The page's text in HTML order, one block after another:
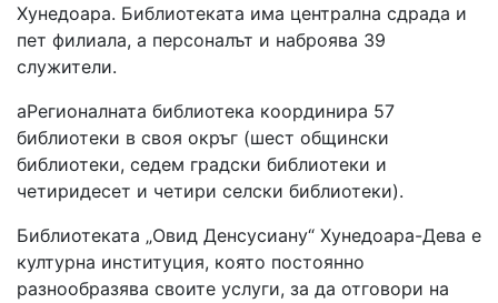
Хунедоара. Библиотеката има централна сдрада и
пет филиала, а персоналът и наброява 39
служители.
аРегионалната библиотека координира 57
библиотеки в своя окръг (шест общински
библиотеки, седем градски библиотеки и
четиридесет и четири селски библиотеки).
Библиотеката „Овид Денсусиану“ Хунедоара-Дева е
културна институция, която постоянно
разнообразява своите услуги, за да отговори на